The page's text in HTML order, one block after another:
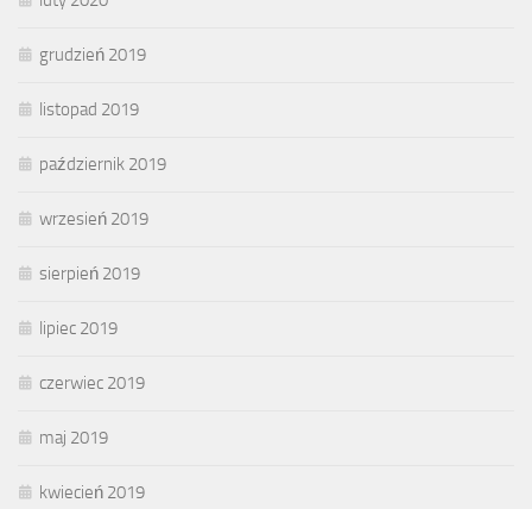
grudzień 2019
listopad 2019
październik 2019
wrzesień 2019
sierpień 2019
lipiec 2019
czerwiec 2019
maj 2019
kwiecień 2019